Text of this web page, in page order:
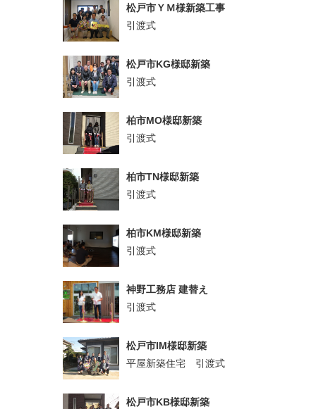
松戸市ＹＭ様新築工事
引渡式
松戸市KG様邸新築
引渡式
柏市MO様邸新築
引渡式
柏市TN様邸新築
引渡式
柏市KM様邸新築
引渡式
神野工務店 建替え
引渡式
松戸市IM様邸新築
平屋新築住宅 引渡式
松戸市KB様邸新築